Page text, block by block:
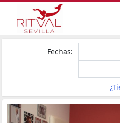
Fechas: